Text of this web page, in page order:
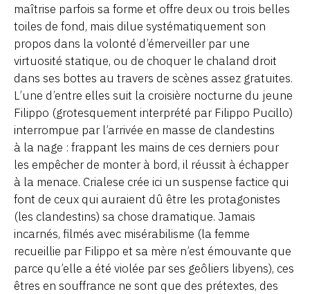
maîtrise parfois sa forme et offre deux ou trois belles
toiles de fond, mais dilue systématiquement son
propos dans la volonté d’émerveiller par une
virtuosité statique, ou de choquer le chaland droit
dans ses bottes au travers de scènes assez gratuites.
L’une d’entre elles suit la croisière nocturne du jeune
Filippo (grotesquement interprété par Filippo Pucillo)
interrompue par l’arrivée en masse de clandestins
à la nage : frappant les mains de ces derniers pour
les empêcher de monter à bord, il réussit à échapper
à la menace. Crialese crée ici un suspense factice qui
font de ceux qui auraient dû être les protagonistes
(les clandestins) sa chose dramatique. Jamais
incarnés, filmés avec misérabilisme (la femme
recueillie par Filippo et sa mère n’est émouvante que
parce qu’elle a été violée par ses geôliers libyens), ces
êtres en souffrance ne sont que des prétextes, des